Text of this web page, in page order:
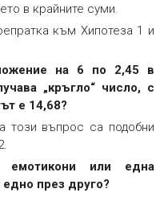
в крайните суми.
към Хипотеза 1 и
на 6 по 2,45 в
„кръгло“ число, с
е 14,68?
този въпрос са подобни
или една
през друго?